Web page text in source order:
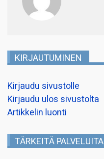
KIRJAUTUMINEN
Kirjaudu sivustolle
Kirjaudu ulos sivustolta
Artikkelin luonti
TÄRKEITÄ PALVELUITA